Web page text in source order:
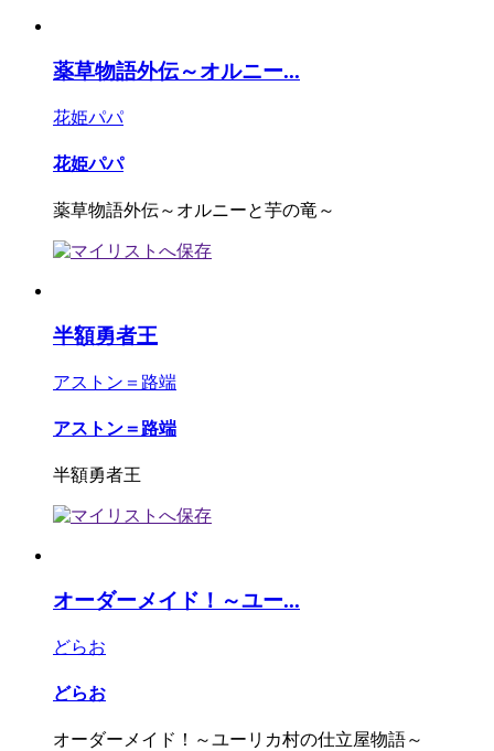
薬草物語外伝～オルニー...
花姫パパ
花姫パパ
薬草物語外伝～オルニーと芋の竜～
半額勇者王
アストン＝路端
アストン＝路端
半額勇者王
オーダーメイド！～ユー...
どらお
どらお
オーダーメイド！～ユーリカ村の仕立屋物語～